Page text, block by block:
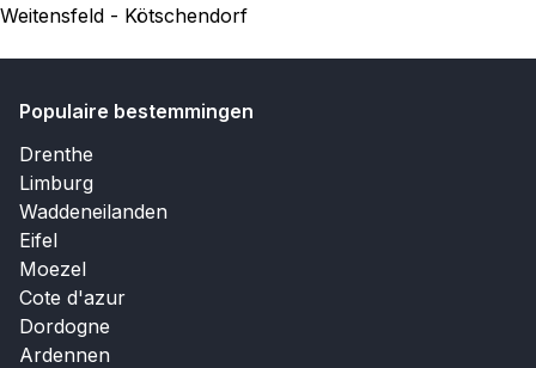
Weitensfeld - Kötschendorf
Populaire bestemmingen
Drenthe
Limburg
Waddeneilanden
Eifel
Moezel
Cote d'azur
Dordogne
Ardennen